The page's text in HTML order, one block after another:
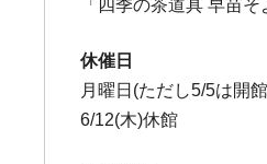
「四季の茶道具 早苗
休催日
月曜日(ただし5/5は開
6/12(木)休館